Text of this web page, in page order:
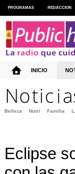
Belleza Nutri Familia
Eclipse
PROGRAMAS REDACCION
INICIO